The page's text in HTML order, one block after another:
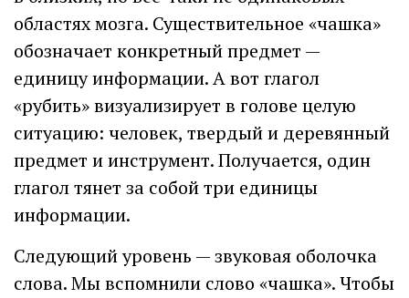
областях мозга. Существительное «чашка»
обозначает конкретный предмет —
единицу информации. А вот глагол
«рубить» визуализирует в голове целую
ситуацию: человек, твердый и деревянный
предмет и инструмент. Получается, один
глагол тянет за собой три единицы
информации.
Следующий уровень — звуковая оболочка
слова. Мы вспомнили слово «чашка». Чтобы